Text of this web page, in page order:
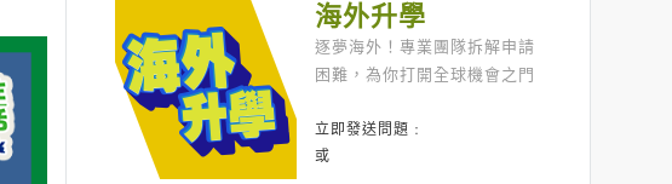
海外升學
逐夢海外！專業團隊拆解申請
困難，為你打開全球機會之門
立即發送問題﹕
或